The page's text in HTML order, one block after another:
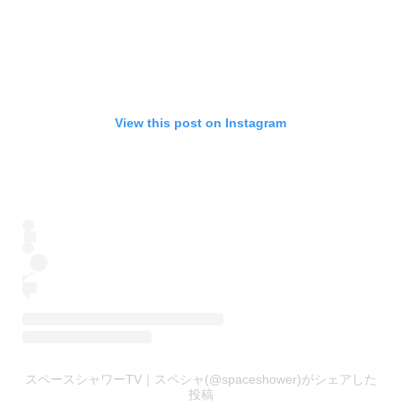
View this post on Instagram
スペースシャワーTV｜スペシャ(@spaceshower)がシェアした
投稿